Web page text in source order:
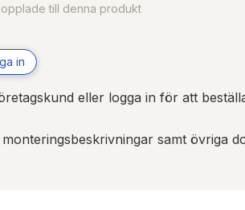
till denna produkt
in
eller logga in för att
samt övriga